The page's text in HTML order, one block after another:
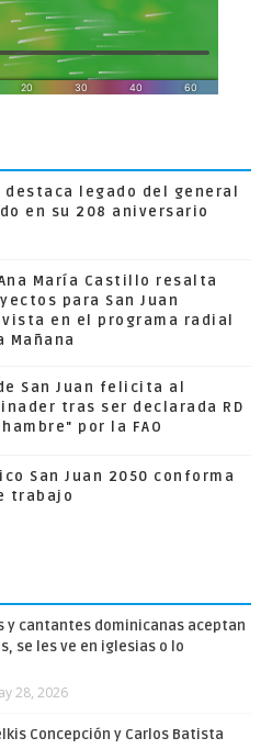
destaca legado del general
en su 208 aniversario
María Castillo resalta
para San Juan
en el programa radial
Mañana
San Juan felicita al
tras ser declarada RD
por la FAO
San Juan 2050 conforma
trabajo
y cantantes dominicanas aceptan
se les ve en iglesias o lo
28, 2026
Concepción y Carlos Batista